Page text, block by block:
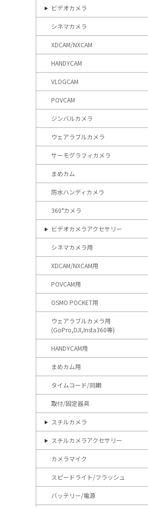
ビデオカメラ
シネマカメラ
XDCAM/NXCAM
HANDYCAM
VLOGCAM
POVCAM
ジンバルカメラ
ウェアラブルカメラ
サーモグラフィカメラ
まめカム
防水ハンディカメラ
360°カメラ
ビデオカメラアクセサリー
シネマカメラ用
XDCAM/NXCAM用
POVCAM用
OSMO POCKET用
ウェアラブルカメラ用
(GoPro,DJI,Insta360等)
HANDYCAM用
まめカム用
タイムコード/同期
取付/固定器具
スチルカメラ
スチルカメラアクセサリー
カメラマイク
スピードライト/フラッシュ
バッテリー/電源